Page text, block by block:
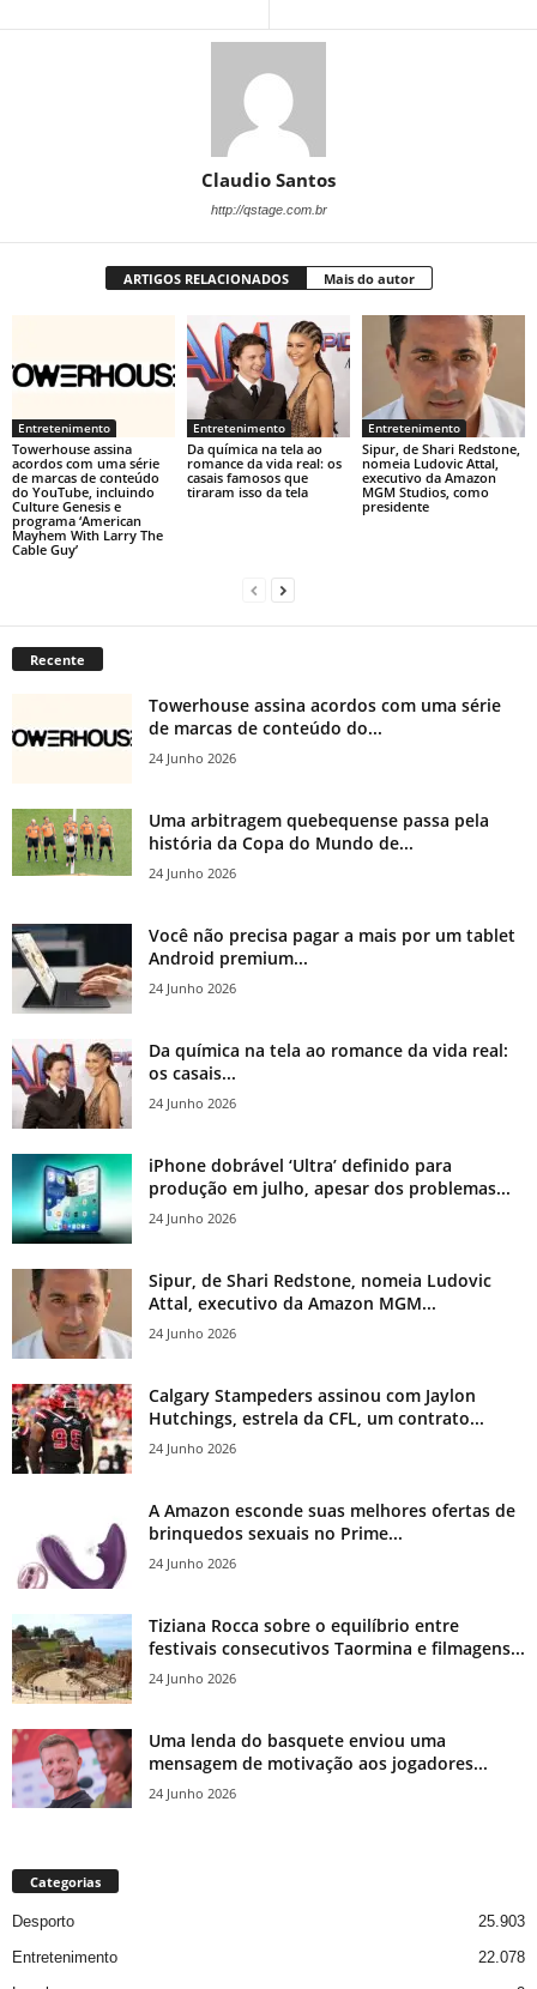
Claudio Santos
http://qstage.com.br
ARTIGOS RELACIONADOS Mais do autor
Entretenimento
Towerhouse assina
acordos com uma série
de marcas de conteúdo
do YouTube, incluindo
Culture Genesis e
programa ‘American
Mayhem With Larry The
Cable Guy’
Entretenimento
Da química na tela ao
romance da vida real: os
casais famosos que
tiraram isso da tela
Entretenimento
Sipur, de Shari Redstone,
nomeia Ludovic Attal,
executivo da Amazon
MGM Studios, como
presidente
Recente
Towerhouse assina acordos com uma série
de marcas de conteúdo do...
24 Junho 2026
Uma arbitragem quebequense passa pela
história da Copa do Mundo de...
24 Junho 2026
Você não precisa pagar a mais por um tablet
Android premium...
24 Junho 2026
Da química na tela ao romance da vida real:
os casais...
24 Junho 2026
iPhone dobrável ‘Ultra’ definido para
produção em julho, apesar dos problemas...
24 Junho 2026
Sipur, de Shari Redstone, nomeia Ludovic
Attal, executivo da Amazon MGM...
24 Junho 2026
Calgary Stampeders assinou com Jaylon
Hutchings, estrela da CFL, um contrato...
24 Junho 2026
A Amazon esconde suas melhores ofertas de
brinquedos sexuais no Prime...
24 Junho 2026
Tiziana Rocca sobre o equilíbrio entre
festivais consecutivos Taormina e filmagens...
24 Junho 2026
Uma lenda do basquete enviou uma
mensagem de motivação aos jogadores...
24 Junho 2026
Categorias
Desporto
25.903
Entretenimento
22.078